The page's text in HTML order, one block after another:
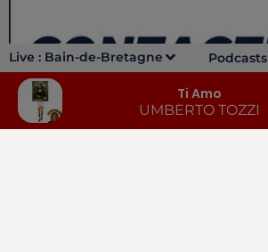
Live : Bain-de-Bretagne Podcasts
Ti Amo
UMBERTO TOZZI